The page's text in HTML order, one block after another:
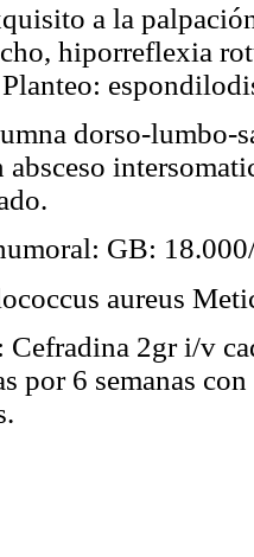
a la
hiporreflexia
dorso-lumbo-
absceso
GB:
aureus
Cefradina 2gr i/v
por 6 semanas